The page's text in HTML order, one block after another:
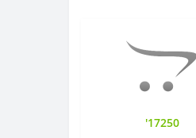
'17250